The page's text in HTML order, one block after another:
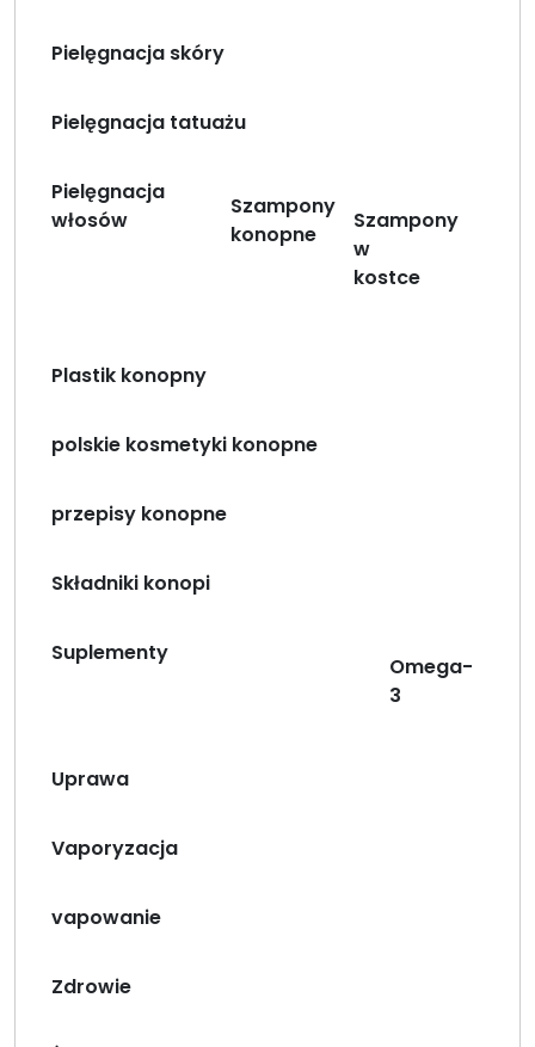
Pielęgnacja skóry
Pielęgnacja tatuażu
Pielęgnacja
włosów
Szampony
konopne
Szampony
w
kostce
Plastik konopny
polskie kosmetyki konopne
przepisy konopne
Składniki konopi
Suplementy
Omega-
3
Uprawa
Vaporyzacja
vapowanie
Zdrowie